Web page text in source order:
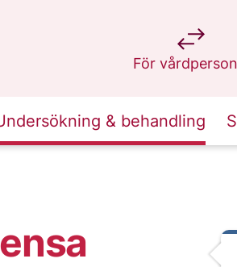
För
på 1177.se
& behandling